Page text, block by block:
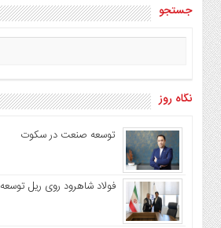
جستجو
نگاه روز
توسعه صنعت در سکوت
فولاد شاهرود روی ریل توسعه